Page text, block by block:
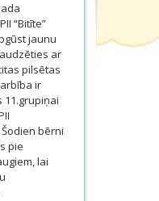
“Bitīte”
jaunu
ar
pilsētas
ir
11.grupiņai
Šodien bērni
pie
lai